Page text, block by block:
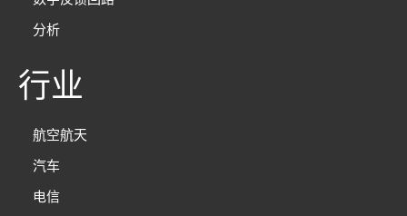
分析
行业
航空航天
汽车
电信